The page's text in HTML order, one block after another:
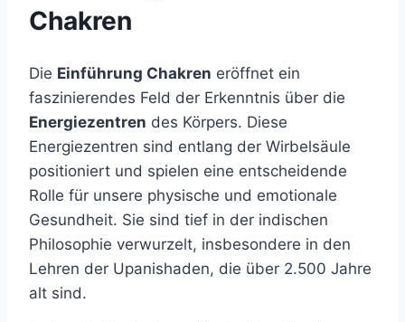
Chakren
Die Einführung Chakren eröffnet ein
faszinierendes Feld der Erkenntnis über die
Energiezentren des Körpers. Diese
Energiezentren sind entlang der Wirbelsäule
positioniert und spielen eine entscheidende
Rolle für unsere physische und emotionale
Gesundheit. Sie sind tief in der indischen
Philosophie verwurzelt, insbesondere in den
Lehren der Upanishaden, die über 2.500 Jahre
alt sind.